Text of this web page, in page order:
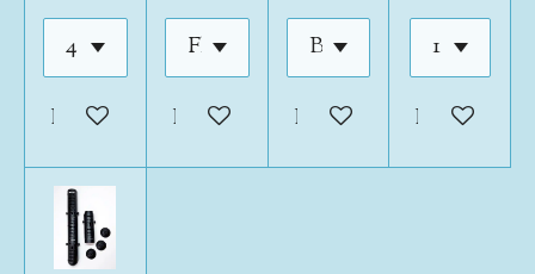
In den WarenkorbIn den WarenkorbIn den Warenkorb
In den